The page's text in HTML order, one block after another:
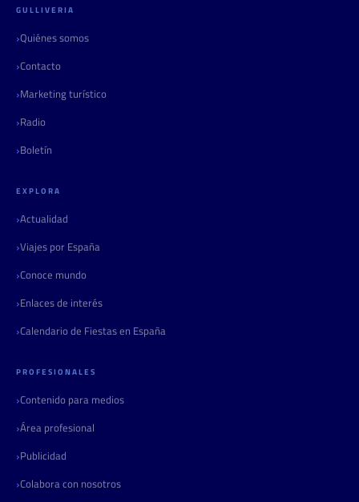
GULLIVERIA
Quiénes somos
Contacto
Marketing turístico
Radio
Boletín
EXPLORA
Actualidad
Viajes por España
Conoce mundo
Enlaces de interés
Calendario de Fiestas en España
PROFESIONALES
Contenido para medios
Área profesional
Publicidad
Colabora con nosotros